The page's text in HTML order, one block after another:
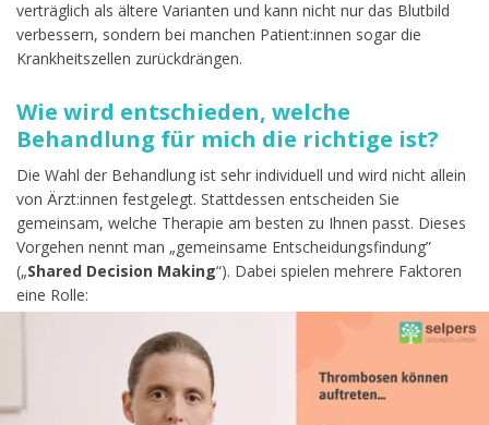
verträglich als ältere Varianten und kann nicht nur das Blutbild
verbessern, sondern bei manchen Patient:innen sogar die
Krankheitszellen zurückdrängen.
Wie wird entschieden, welche
Behandlung für mich die richtige ist?
Die Wahl der Behandlung ist sehr individuell und wird nicht allein
von Ärzt:innen festgelegt. Stattdessen entscheiden Sie
gemeinsam, welche Therapie am besten zu Ihnen passt. Dieses
Vorgehen nennt man „gemeinsame Entscheidungsfindung”
(„Shared Decision Making“). Dabei spielen mehrere Faktoren
eine Rolle:
Begleiterkrankungen(z. B. Herz-Kreislauf-Erkrankungen,
Beschwerdenund deren Schweregrad
Wunsch nach schneller Wirkung